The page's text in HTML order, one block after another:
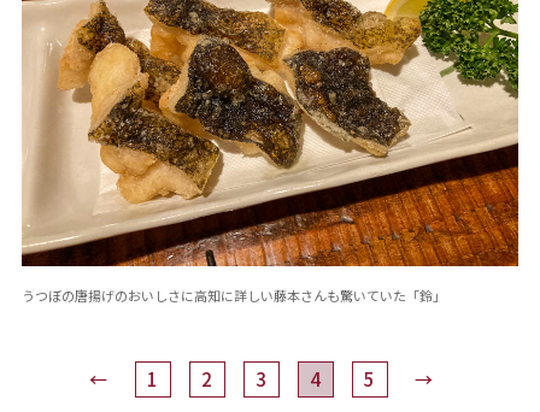
うつぼの唐揚げのおいしさに高知に詳しい藤本さんも驚いていた「鈴」
← 1 2 3 4 5 →